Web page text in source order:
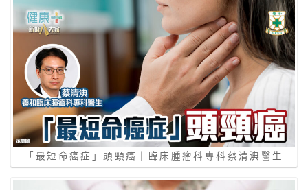
「最短命癌症」頭頸癌｜臨床腫瘤科專科蔡清淟醫生